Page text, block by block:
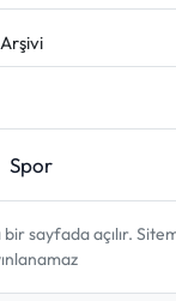
Spor
sayfada açılır.